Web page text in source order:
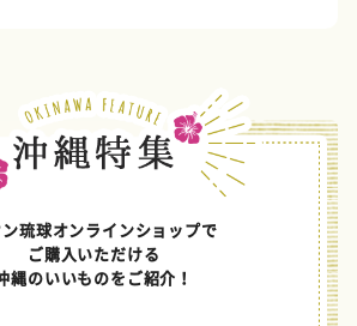
琉球オンラインショップで
ご購入いただける
縄のいいものをご紹介！